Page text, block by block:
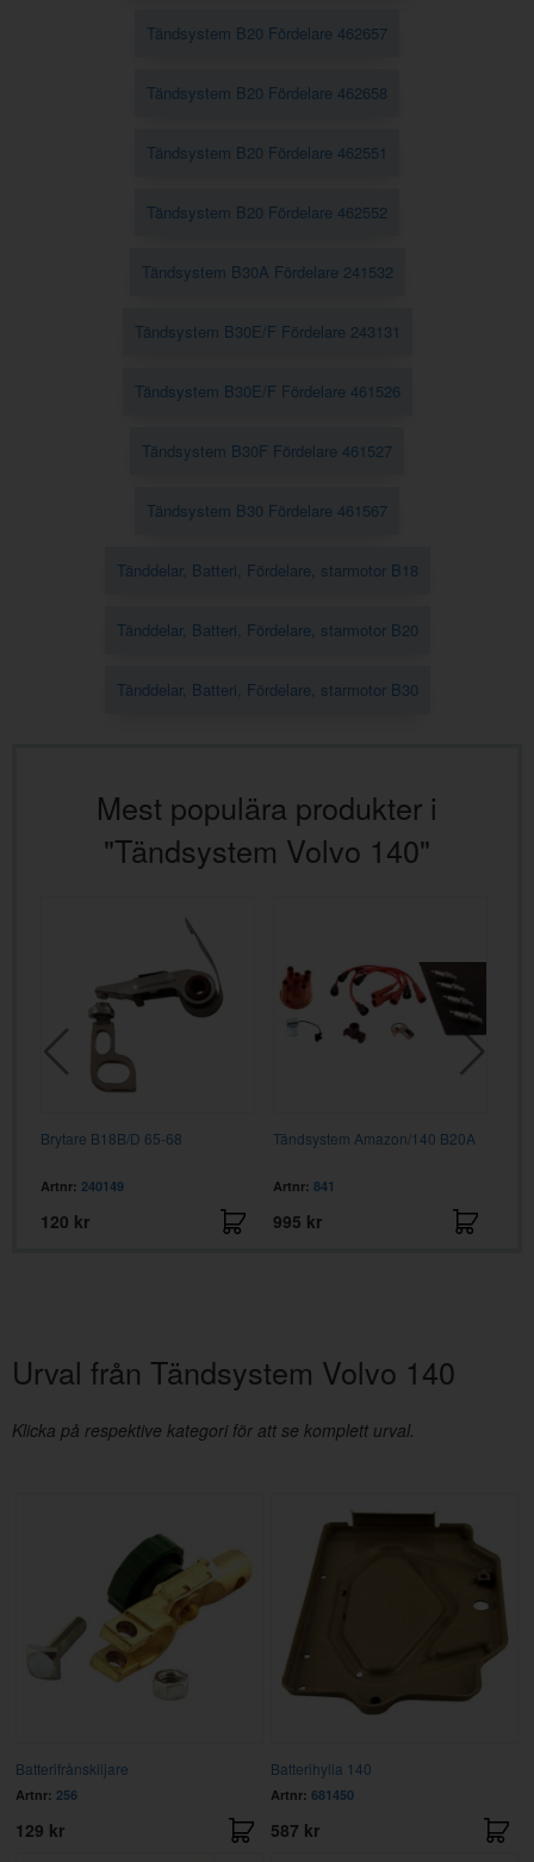
Tändsystem B20 Fördelare 462657
Tändsystem B20 Fördelare 462658
Tändsystem B20 Fördelare 462551
Tändsystem B20 Fördelare 462552
Tändsystem B30A Fördelare 241532
Tändsystem B30E/F Fördelare 243131
Tändsystem B30E/F Fördelare 461526
Tändsystem B30F Fördelare 461527
Tändsystem B30 Fördelare 461567
Tänddelar, Batteri, Fördelare, starmotor B18
Tänddelar, Batteri, Fördelare, starmotor B20
Tänddelar, Batteri, Fördelare, starmotor B30
Mest populära produkter i
"Tändsystem Volvo 140"
Brytare B18B/D 65-68
Artnr: 240149
120 kr
Tändsystem Amazon/140 B20A
Artnr: 841
995 kr
Urval från Tändsystem Volvo 140
Klicka på respektive kategori för att se komplett urval.
Batterifrånskiljare
Artnr: 256
129 kr
Batterihylla 140
Artnr: 681450
587 kr